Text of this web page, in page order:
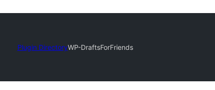
Plugin DirectoryWP-DraftsForFriends